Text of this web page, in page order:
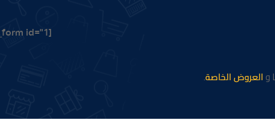
و العروض الخاصة
[mailpoet_form id="1"]